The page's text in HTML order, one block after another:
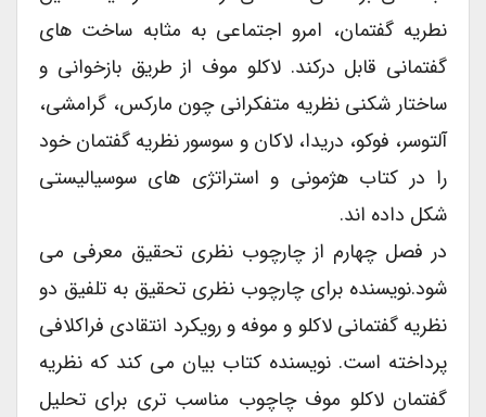
نطریه گفتمان، امرو اجتماعی به مثابه ساخت های
گفتمانی قابل درکند. لاکلو موف از طریق بازخوانی و
ساختار شکنی نظریه متفکرانی چون مارکس، گرامشی،
آلتوسر، فوکو، دریدا، لاکان و سوسور نظریه گفتمان خود
را در کتاب هژمونی و استراتژی های سوسیالیستی
شکل داده اند.
در فصل چهارم از چارچوب نظری تحقیق معرفی می
شود.نویسنده برای چارچوب نظری تحقیق به تلفیق دو
نظریه گفتمانی لاکلو و موفه و رویکرد انتقادی فراکلافی
پرداخته است. نویسنده کتاب بیان می کند که نظریه
گفتمان لاکلو موف چاچوب مناسب تری برای تحلیل